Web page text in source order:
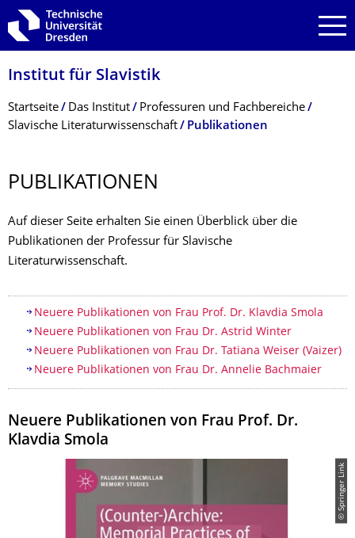
Zur Hauptnavigation springen
Zur Suche springen
Zum Inhalt springen
Institut für Slavistik
Breadcrumb-Menü
Startseite Das Institut
Professuren und Fachbereiche
Slavische Literaturwissenschaft
Publikationen
PUBLIKATIONEN
Auf dieser Seite erhalten Sie einen Überblick über die
Publikationen der Professur für Slavische
Literaturwissenschaft.
Inhaltsverzeichnis
Neuere Publikationen von Frau Prof. Dr. Klavdia Smola
Neuere Publikationen von Frau Dr. Astrid Winter
Neuere Publikationen von Frau Dr. Tatiana Weiser (Vaizer)
Neuere Publikationen von Frau Dr. Annelie Bachmaier
Neuere Publikationen von Frau Prof. Dr.
Klavdia Smola
© Springer Link